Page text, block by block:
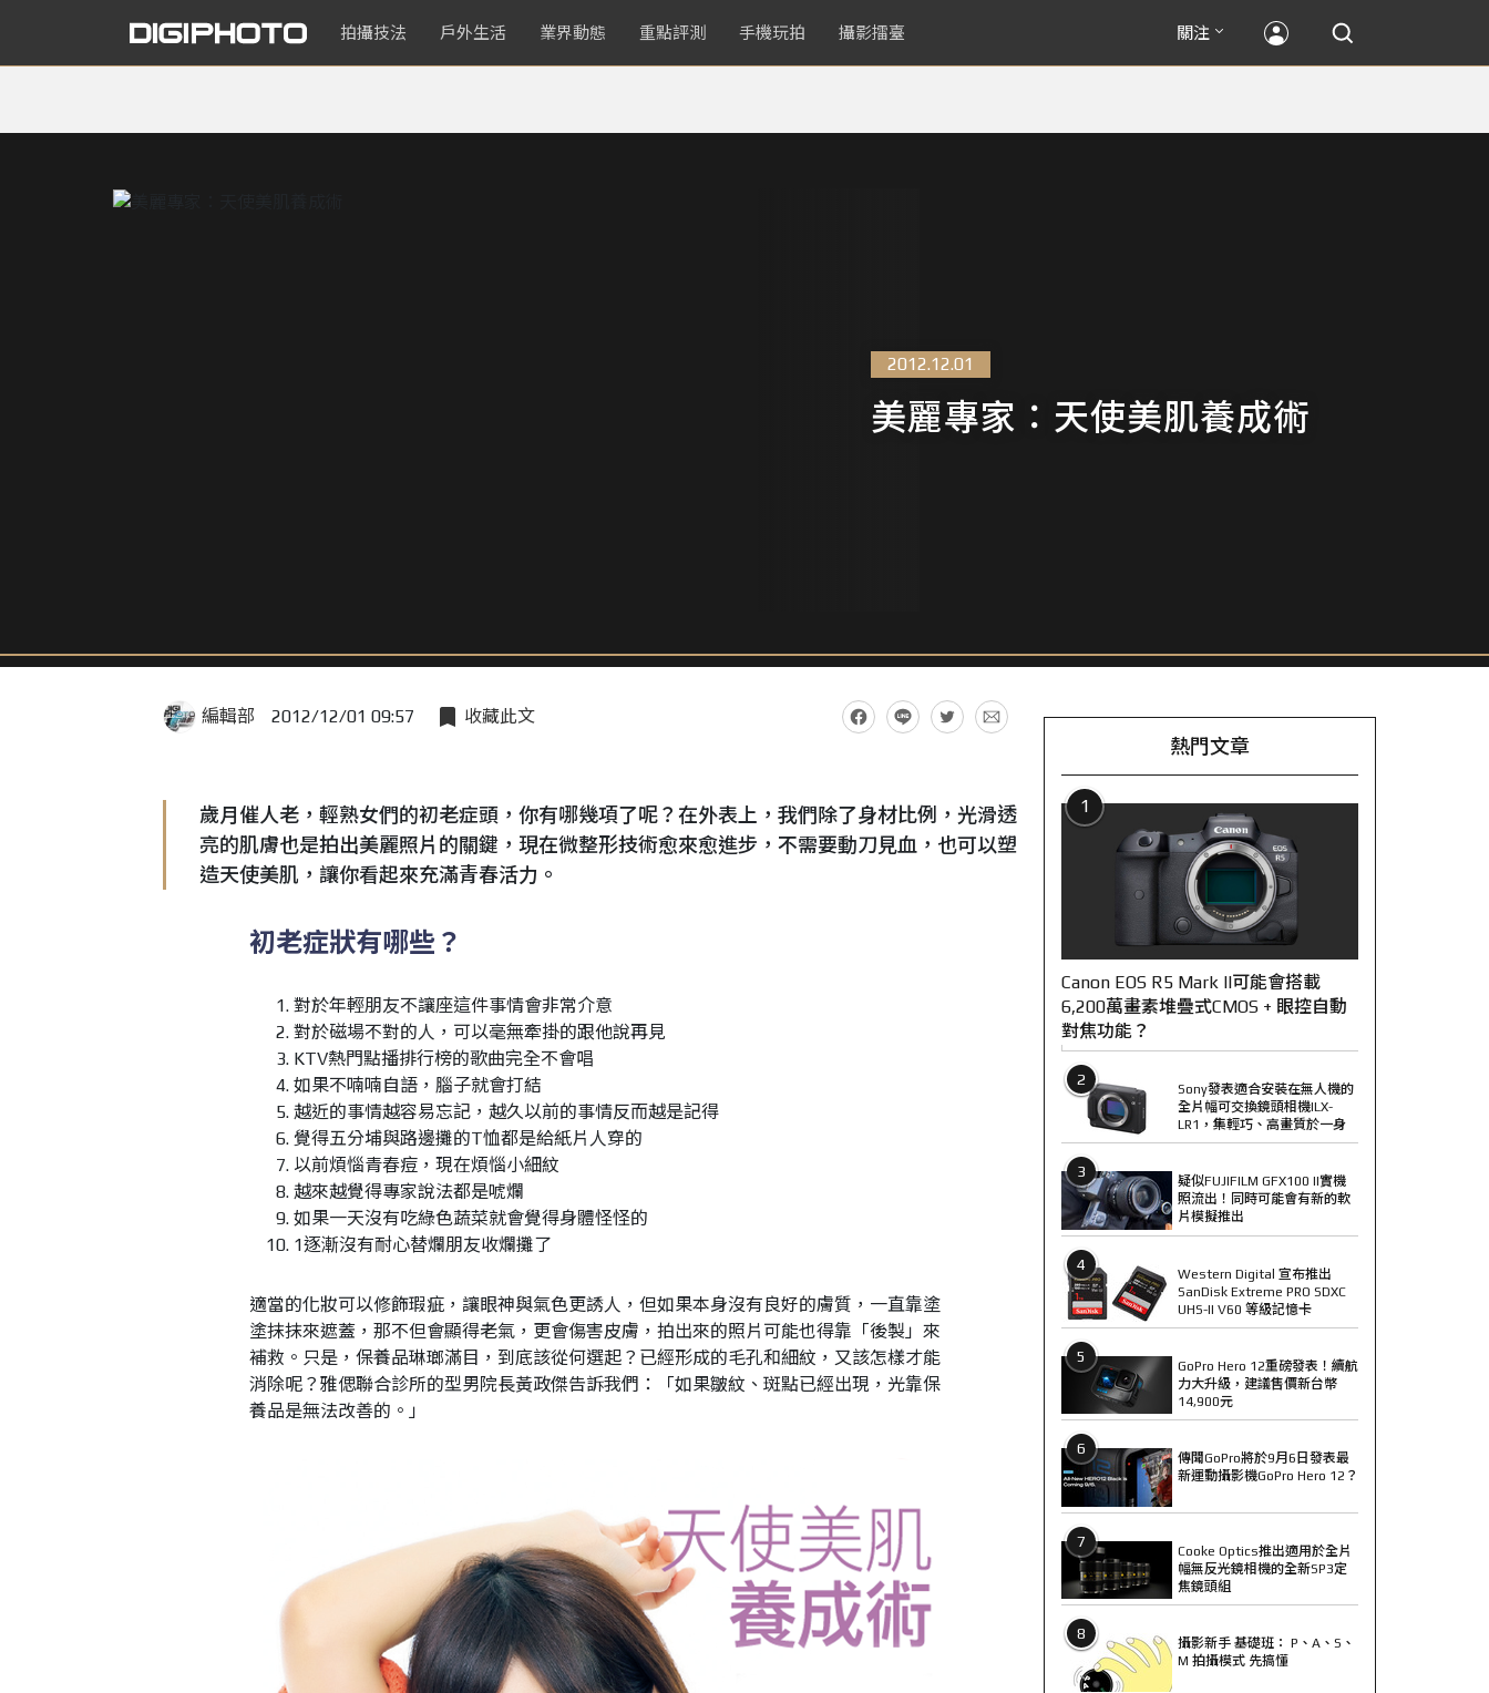
拍攝技法 戶外生活 業界動態 重點評測 手機玩拍 攝影擂臺 關注
2012.12.01
美麗專家：天使美肌養成術
編輯部 2012/12/01 09:57 收藏此文
歲月催人老，輕熟女們的初老症頭，你有哪幾項了呢？在外表上，我們除了身材比例，光滑透
亮的肌膚也是拍出美麗照片的關鍵，現在微整形技術愈來愈進步，不需要動刀見血，也可以塑
造天使美肌，讓你看起來充滿青春活力。
初老症狀有哪些？
對於年輕朋友不讓座這件事情會非常介意
對於磁場不對的人，可以毫無牽掛的跟他說再見
KTV熱門點播排行榜的歌曲完全不會唱
如果不喃喃自語，腦子就會打結
越近的事情越容易忘記，越久以前的事情反而越是記得
覺得五分埔與路邊攤的T恤都是給紙片人穿的
以前煩惱青春痘，現在煩惱小細紋
越來越覺得專家說法都是唬爛
如果一天沒有吃綠色蔬菜就會覺得身體怪怪的
1逐漸沒有耐心替爛朋友收爛攤了
適當的化妝可以修飾瑕疵，讓眼神與氣色更誘人，但如果本身沒有良好的膚質，一直靠塗
塗抹抹來遮蓋，那不但會顯得老氣，更會傷害皮膚，拍出來的照片可能也得靠「後製」來
補救。只是，保養品琳瑯滿目，到底該從何選起？已經形成的毛孔和細紋，又該怎樣才能
消除呢？雅偲聯合診所的型男院長黃政傑告訴我們：「如果皺紋、斑點已經出現，光靠保
養品是無法改善的。」
熱門文章
1
Canon EOS R5 Mark II可能會搭載
6,200萬畫素堆疊式CMOS + 眼控自動
對焦功能？
2
Sony發表適合安裝在無人機的
全片幅可交換鏡頭相機ILX-
LR1，集輕巧、高畫質於一身
3
疑似FUJIFILM GFX100 II實機
照流出！同時可能會有新的軟
片模擬推出
4
Western Digital 宣布推出
SanDisk Extreme PRO SDXC
UHS-II V60 等級記憶卡
5
GoPro Hero 12重磅發表！續航
力大升級，建議售價新台幣
14,900元
6
傳聞GoPro將於9月6日發表最
新運動攝影機GoPro Hero 12？
7
Cooke Optics推出適用於全片
幅無反光鏡相機的全新SP3定
焦鏡頭組
8
攝影新手 基礎班： P、A、S、
M 拍攝模式 先搞懂